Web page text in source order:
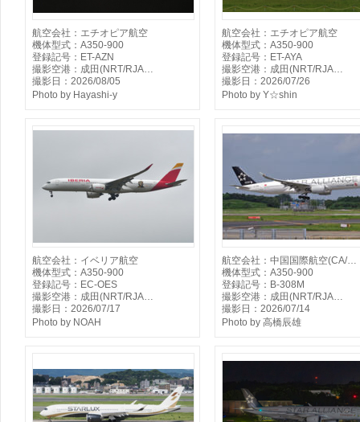
航空会社：エチオピア航空
機体型式：A350-900
登録記号：ET-AZN
撮影空港：成田(NRT/RJA…
撮影日：2026/08/05
Photo by Hayashi-y
航空会社：エチオピア航空
機体型式：A350-900
登録記号：ET-AYA
撮影空港：成田(NRT/RJA…
撮影日：2026/07/26
Photo by Y☆shin
航空会社：イベリア航空
機体型式：A350-900
登録記号：EC-OES
撮影空港：成田(NRT/RJA…
撮影日：2026/07/17
Photo by NOAH
航空会社：中国国際航空(CA/…
機体型式：A350-900
登録記号：B-308M
撮影空港：成田(NRT/RJA…
撮影日：2026/07/14
Photo by 高橋辰雄